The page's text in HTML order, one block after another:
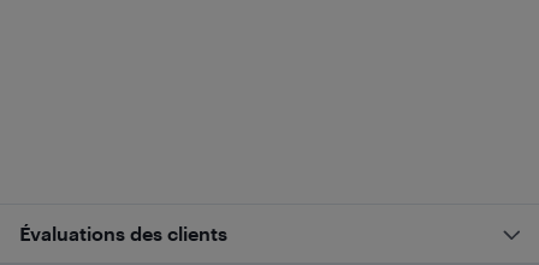
Évaluations des clients